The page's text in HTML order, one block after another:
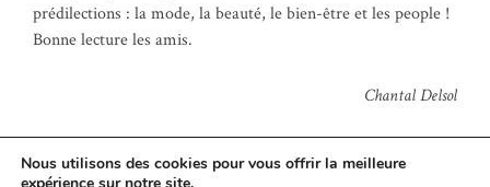
prédilections : la mode, la beauté, le bien-être et les people !
Bonne lecture les amis.
Chantal Delsol
Nous utilisons des cookies pour vous offrir la meilleure